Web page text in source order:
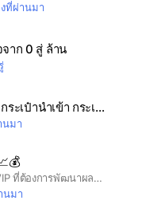
ที่ผ่านมา
าก 0 สู่ ล้าน
านำเข้า กระเป๋าแฟชั่น
นมา
📈 กลุ่มสำหรับนักเทรด VIP ที่ต้องการพัฒนาผลลัพธ์การเทรดอย่างจริงจัง ✅ แชร์แผนเทรด วิเคราะห์กราฟ และอัปเดตสัญญาณสำคัญแบบเรียลไทม์ ⚠️ ก่อนเข้ากลุ่ม กรุณาอ่าน “กฎของกลุ่ม” ให้ครบ หากไม่ปฏิบัติตาม ทีมงานขอสงวนสิทธิ์นำออกจากกลุ่มทันที 📌 กฎกลุ่ม VIP Trader 1. อ่านกฎให้ครบก่อนเริ่มใช้งาน 2. ห้ามส่งลิ้งค์ แอดไลน์ เบอร์ contact ❌เพื่อป้องกันมิจฉาชีพ❌ 3. เคารพสมาชิกทุกคน งดดราม่าและการทะเลาะ 4. ห้ามคัดลอกหรือเผยแพร่ข้อมูลในกลุ่มโดยไม่ได้รับอนุญาต 5. การเทรดมีความเสี่ยง ทุกคนต้องบริหารความเสี่ยงด้วยตัวเอง 6. หากฝ่าฝืนกฎ ทีมงานขอสงวนสิทธิ์นำออกจากกลุ่มโดยไม่ต้องแจ้งล่วงหน้า
นมา